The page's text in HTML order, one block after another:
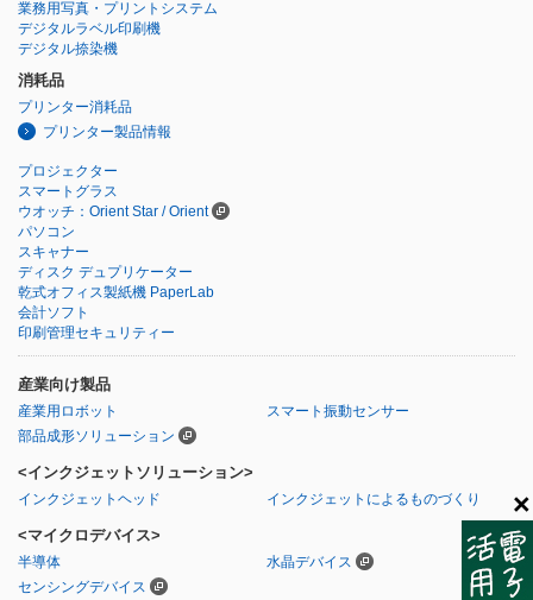
×
業務用写真・プリントシステム
デジタルラベル印刷機
デジタル捺染機
消耗品
プリンター消耗品
プリンター製品情報
プロジェクター
スマートグラス
ウオッチ：Orient Star / Orient
パソコン
スキャナー
ディスク デュプリケーター
乾式オフィス製紙機 PaperLab
会計ソフト
印刷管理セキュリティー
産業向け製品
産業用ロボット
スマート振動センサー
部品成形ソリューション
<インクジェットソリューション>
インクジェットヘッド インクジェットによるものづくり
<マイクロデバイス>
半導体
水晶デバイス
センシングデバイス